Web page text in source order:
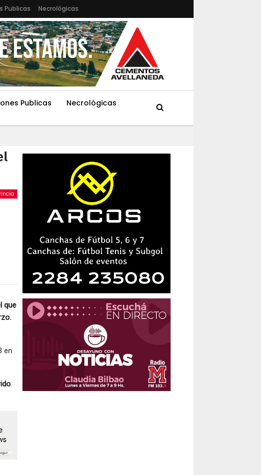
Publicas Necrológicas
Publicas Necrológicas
que
en